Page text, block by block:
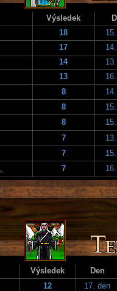
Výsledek
18
17
14
13
8
8
8
7
7
7
Výsledek
Den
12
17. den